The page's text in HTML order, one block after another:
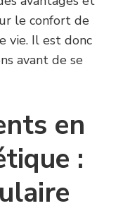
le confort de
vie. Il est donc
avant de se
en
: